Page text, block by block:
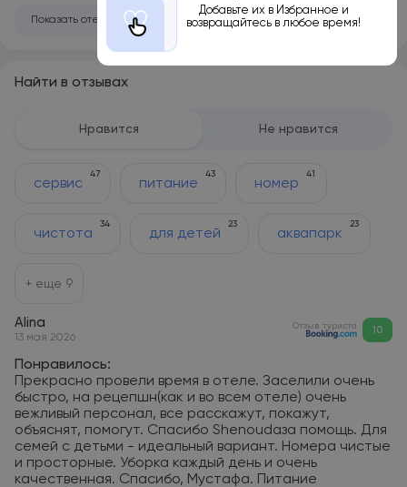
Добавьте их в Избранное и
возвращайтесь в любое время!
Показать отель на карте
Найти в отзывах
Нравится Не нравится
сервис
47
питание
43
номер
41
чистота
34
для детей
23
аквапарк
23
+ еще 9
Alina
13 мая 2026
Отзыв туриста 10
Понравилось:
Прекрасно провели время в отеле. Заселили очень
быстро, на рецепшн(как и во всем отеле) очень
вежливый персонал, все расскажут, покажут,
объяснят, помогут. Спасибо Shenoudaза помощь. Для
семей с детьми - идеальный вариант. Номера чистые
и просторные. Уборка каждый день и очень
качественная. Спасибо, Мустафа. Питание